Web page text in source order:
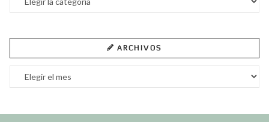
ARCHIVOS
Archivos